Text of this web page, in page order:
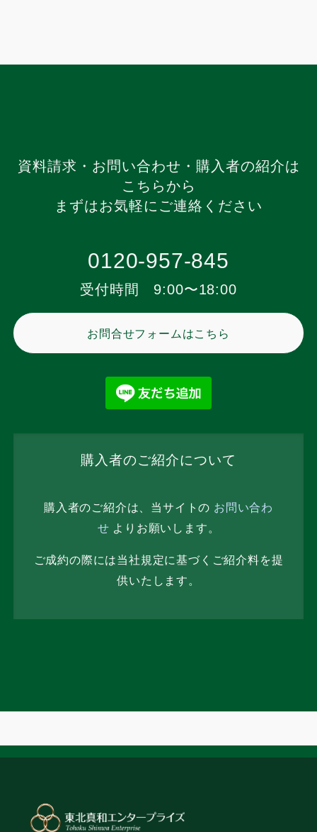
資料請求・お問い合わせ・購入者の紹介は
こちらから
まずはお気軽にご連絡ください
0120-957-845
受付時間 9:00〜18:00
お問合せフォームはこちら
購入者のご紹介について
購入者のご紹介は、当サイトの お問い合わ
せ よりお願いします。
ご成約の際には当社規定に基づくご紹介料を提
供いたします。